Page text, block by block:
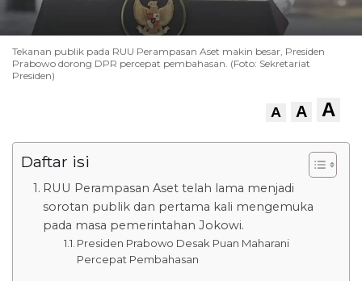
Tekanan publik pada RUU Perampasan Aset makin besar, Presiden
Prabowo dorong DPR percepat pembahasan. (Foto: Sekretariat
Presiden)
A A A
Daftar isi
RUU Perampasan Aset telah lama menjadi
sorotan publik dan pertama kali mengemuka
pada masa pemerintahan Jokowi.
Presiden Prabowo Desak Puan Maharani
Percepat Pembahasan